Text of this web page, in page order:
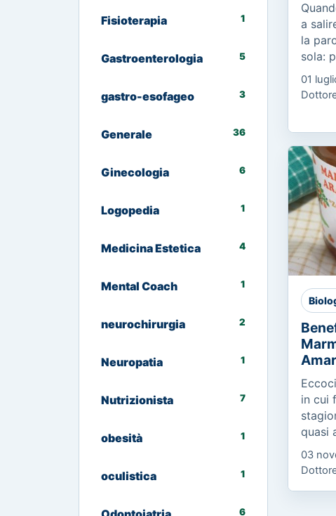
Fisioterapia 1
Gastroenterologia 5
gastro-esofageo 3
Generale 36
Ginecologia 6
Logopedia 1
Medicina Estetica 4
Mental Coach 1
neurochirurgia 2
Neuropatia 1
Nutrizionista 7
obesità 1
oculistica 1
6
a
la
sola:
di
di una
01
in cui
quasi
Essa
03